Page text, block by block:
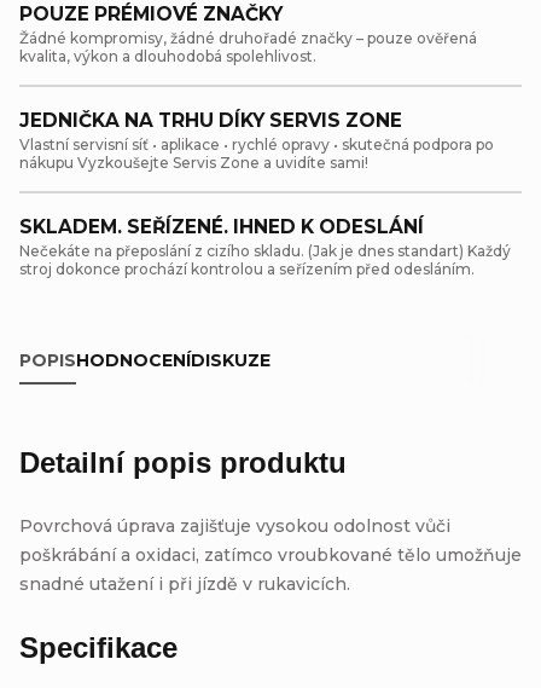
10 a více ks = sleva 30 % 27,30 Kč/ ks
POUZE PRÉMIOVÉ ZNAČKY
Žádné kompromisy, žádné druhořadé značky – pouze ověřená
kvalita, výkon a dlouhodobá spolehlivost.
JEDNIČKA NA TRHU DÍKY SERVIS ZONE
Vlastní servisní síť • aplikace • rychlé opravy • skutečná podpora po
nákupu Vyzkoušejte Servis Zone a uvidíte sami!
SKLADEM. SEŘÍZENÉ. IHNED K ODESLÁNÍ
Nečekáte na přeposlání z cizího skladu. (Jak je dnes standart) Každý
stroj dokonce prochází kontrolou a seřízením před odesláním.
POPISHODNOCENÍDISKUZE
Detailní popis produktu
Povrchová úprava zajišťuje vysokou odolnost vůči
poškrábání a oxidaci, zatímco vroubkované tělo umožňuje
snadné utažení i při jízdě v rukavicích.
Specifikace